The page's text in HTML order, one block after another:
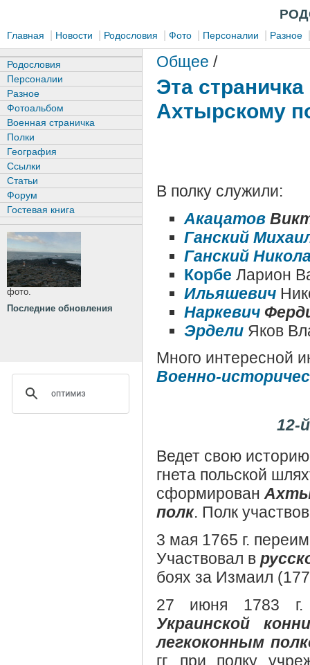
Главная Новости Родословия Фото Персоналии Разное
Общее /
Эта
Ахтырскому
В полку служили:
Акацатов
Ганский
Ганский
Корбе Ларион
Ильяшевич
Наркевич
ЭрделиЯков
Много интересной
Военно-
12-
Ведет свою
гнета польской
сформирован
полк. Полк
3 мая 1765 г.
Участвовал в
боях за Измаил
27 июня 1783
Украинской
легкоконным
гг. при полку
Родословия
Персоналии
Разное
Фотоальбом
Военная страничка
Полки
География
Ссылки
Статьи
Форум
Гостевая книга
фото.
Последние обновления